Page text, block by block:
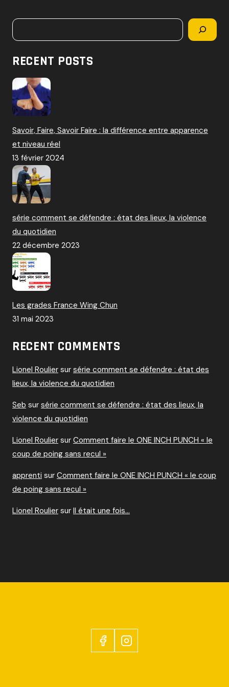
r
Rechercher
RECENT POSTS
Savoir, Faire, Savoir Faire : la différence entre apparence
et niveau réel
13 février 2024
série comment se défendre : état des lieux, la violence
du quotidien
22 décembre 2023
Les grades France Wing Chun
31 mai 2023
RECENT COMMENTS
Lionel Roulier sur série comment se défendre : état des
lieux, la violence du quotidien
Seb sur série comment se défendre : état des lieux, la
violence du quotidien
Lionel Roulier sur Comment faire le ONE INCH PUNCH « le
coup de poing sans recul »
apprenti sur Comment faire le ONE INCH PUNCH « le coup
de poing sans recul »
Lionel Roulier sur Il était une fois…